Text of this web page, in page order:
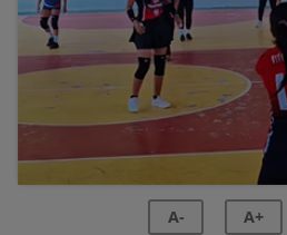
A- A+